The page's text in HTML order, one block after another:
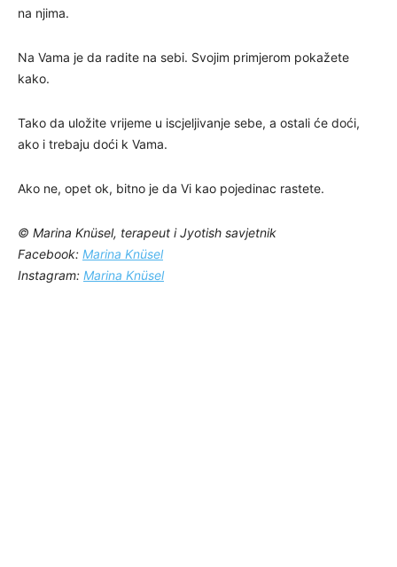
na njima.
Na Vama je da radite na sebi. Svojim primjerom pokažete
kako.
Tako da uložite vrijeme u iscjeljivanje sebe, a ostali će doći,
ako i trebaju doći k Vama.
Ako ne, opet ok, bitno je da Vi kao pojedinac rastete.
© Marina Knüsel, terapeut i Jyotish savjetnik
Facebook: Marina Knüsel
Instagram: Marina Knüsel